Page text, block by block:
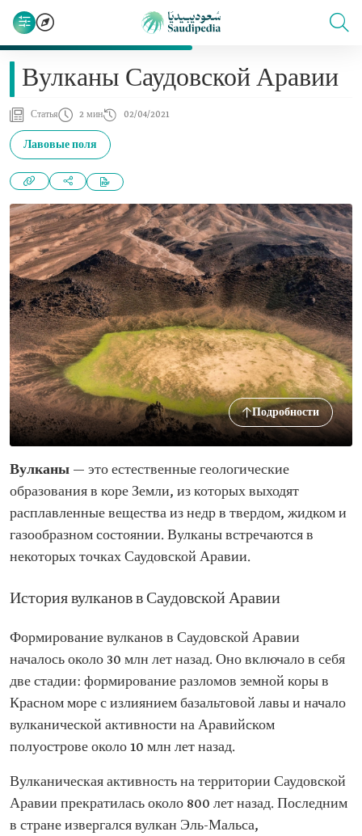
Вулканы Саудовской Аравии
Статья 2 мин 02/04/2021
Лавовые поля
Подробности
Вулканы — это естественные геологические
образования в коре Земли, из которых выходят
расплавленные вещества из недр в твердом, жидком и
газообразном состоянии. Вулканы встречаются в
некоторых точках Саудовской Аравии.
История вулканов в Саудовской Аравии
Формирование вулканов в Саудовской Аравии
началось около 30 млн лет назад. Оно включало в себя
две стадии: формирование разломов земной коры в
Красном море с излиянием базальтовой лавы и начало
вулканической активности на Аравийском
полуострове около 10 млн лет назад.
Вулканическая активность на территории Саудовской
Аравии прекратилась около 800 лет назад. Последним
в стране извергался вулкан Эль-Мальса,